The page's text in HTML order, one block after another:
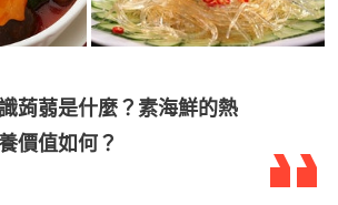
蒟蒻是什麼？素海鮮的熱
價值如何？